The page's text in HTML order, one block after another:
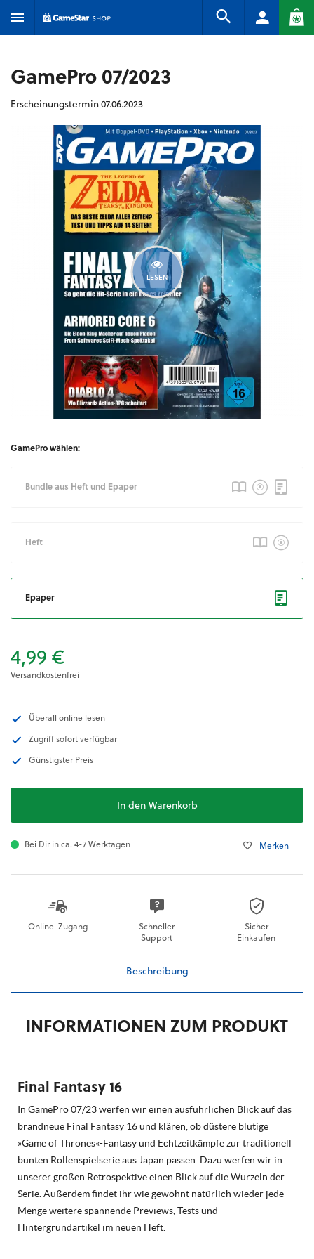
GamePro 07/2023
Erscheinungstermin 07.06.2023
LESEN
GamePro wählen:
Bundle aus Heft und Epaper
Heft
Epaper
4,99 €
Versandkostenfrei
Überall online lesen
Zugriff sofort verfügbar
Günstigster Preis
In den Warenkorb
Bei Dir in ca. 4-7 Werktagen Merken
Online-Zugang
Schneller
Support
Sicher
Einkaufen
Beschreibung
INFORMATIONEN ZUM PRODUKT
Final Fantasy 16
In GamePro 07/23 werfen wir einen ausführlichen Blick auf das
brandneue Final Fantasy 16 und klären, ob düstere blutige
»Game of Thrones«-Fantasy und Echtzeitkämpfe zur traditionell
bunten Rollenspielserie aus Japan passen. Dazu werfen wir in
unserer großen Retrospektive einen Blick auf die Wurzeln der
Serie. Außerdem findet ihr wie gewohnt natürlich wieder jede
Menge weitere spannende Previews, Tests und
Hintergrundartikel im neuen Heft.